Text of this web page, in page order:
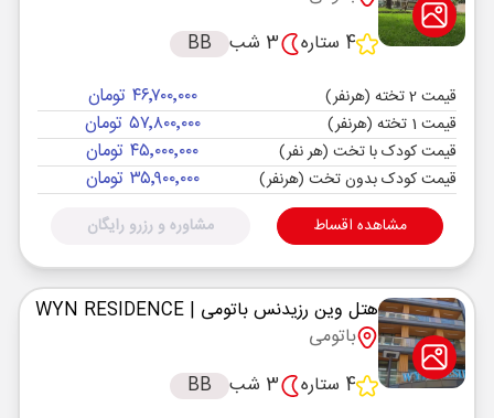
4 ستاره
3 شب BB
قیمت 2 تخته (هرنفر) ۴۶٬۷۰۰٬۰۰۰ تومان
قیمت 1 تخته (هرنفر) ۵۷٬۸۰۰٬۰۰۰ تومان
قیمت کودک با تخت (هر نفر) ۴۵٬۰۰۰٬۰۰۰ تومان
قیمت کودک بدون تخت (هرنفر) ۳۵٬۹۰۰٬۰۰۰ تومان
مشاهده اقساط مشاوره و رزرو رایگان
هتل وین رزیدنس باتومی | WYN RESIDENCE
باتومی
4 ستاره
3 شب BB